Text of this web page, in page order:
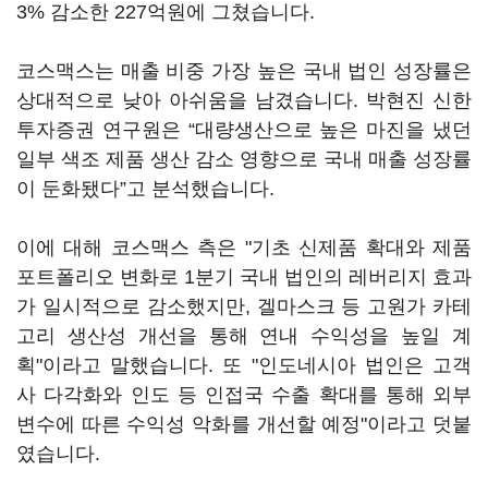
3% 감소한 227억원에 그쳤습니다.
코스맥스는 매출 비중 가장 높은 국내 법인 성장률은
상대적으로 낮아 아쉬움을 남겼습니다. 박현진 신한
투자증권 연구원은 “대량생산으로 높은 마진을 냈던
일부 색조 제품 생산 감소 영향으로 국내 매출 성장률
이 둔화됐다”고 분석했습니다.
이에 대해 코스맥스 측은 "기초 신제품 확대와 제품
포트폴리오 변화로 1분기 국내 법인의 레버리지 효과
가 일시적으로 감소했지만, 겔마스크 등 고원가 카테
고리 생산성 개선을 통해 연내 수익성을 높일 계
획"이라고 말했습니다. 또 "인도네시아 법인은 고객
사 다각화와 인도 등 인접국 수출 확대를 통해 외부
변수에 따른 수익성 악화를 개선할 예정"이라고 덧붙
였습니다.